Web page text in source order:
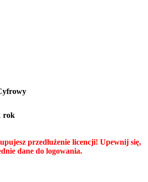
rok
przedłużenie licencji! Upewnij się,
dane do logowania.